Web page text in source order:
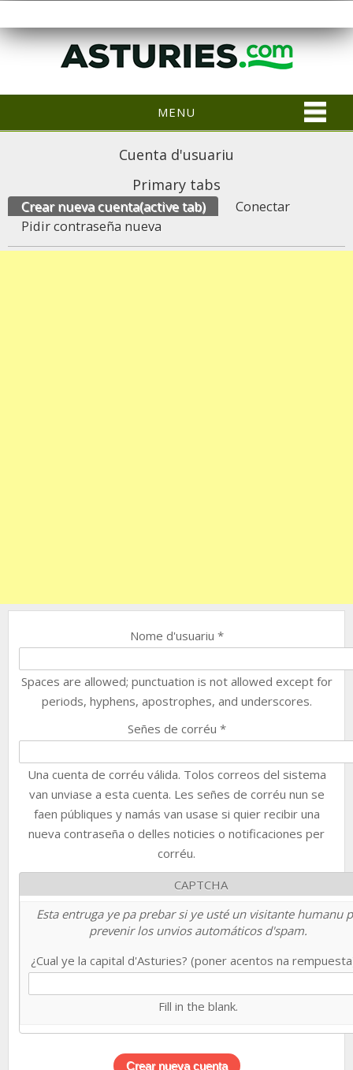
MENU
Cuenta d'usuariu
Primary tabs
Crear nueva cuenta(active tab)
Conectar
Pidir contraseña nueva
Nome d'usuariu *
Spaces are allowed; punctuation is not allowed except for
periods, hyphens, apostrophes, and underscores.
Señes de corréu *
Una cuenta de corréu válida. Tolos correos del sistema
van unviase a esta cuenta. Les señes de corréu nun se
faen públiques y namás van usase si quier recibir una
nueva contraseña o delles noticies o notificaciones per
corréu.
CAPTCHA
Esta entruga ye pa prebar si ye usté un visitante humanu
prevenir los unvios automáticos d'spam.
¿Cual ye la capital d'Asturies? (poner acentos na
Fill in the blank.